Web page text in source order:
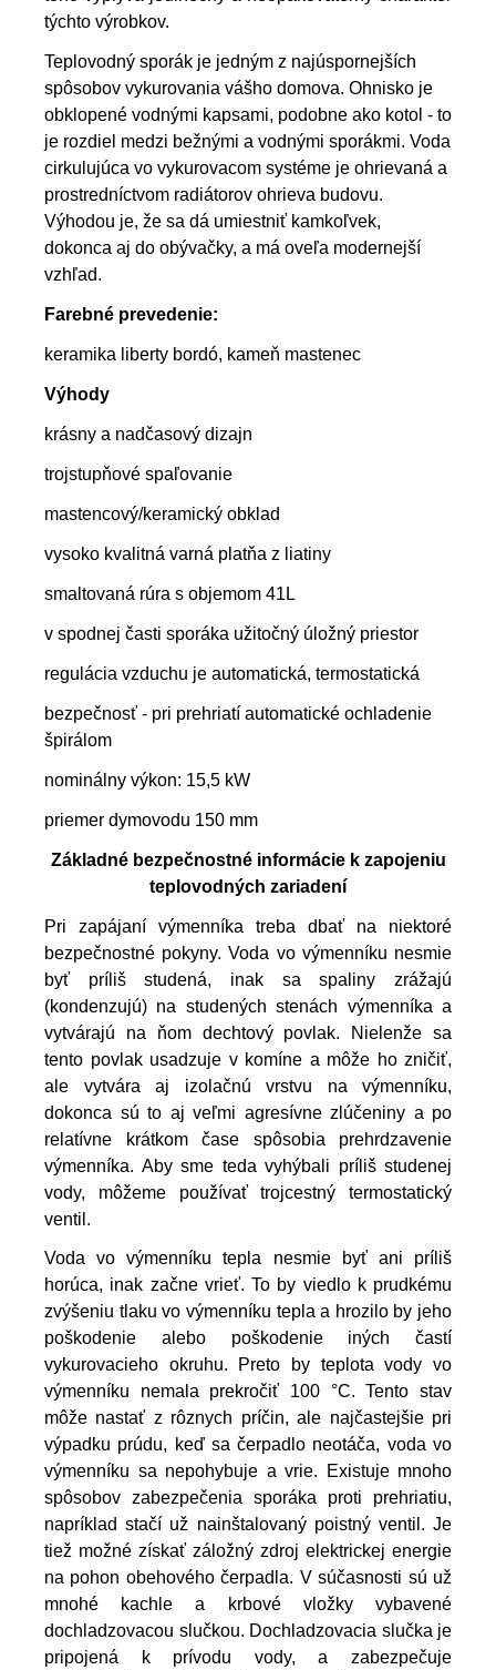
týchto výrobkov.
Teplovodný sporák je jedným z najúspornejších
spôsobov vykurovania vášho domova. Ohnisko je
obklopené vodnými kapsami, podobne ako kotol - to
je rozdiel medzi bežnými a vodnými sporákmi. Voda
cirkulujúca vo vykurovacom systéme je ohrievaná a
prostredníctvom radiátorov ohrieva budovu.
Výhodou je, že sa dá umiestniť kamkoľvek,
dokonca aj do obývačky, a má oveľa modernejší
vzhľad.
Farebné prevedenie:
keramika liberty bordó, kameň mastenec
Výhody
krásny a nadčasový dizajn
trojstupňové spaľovanie
mastencový/keramický obklad
vysoko kvalitná varná platňa z liatiny
smaltovaná rúra s objemom 41L
v spodnej časti sporáka užitočný úložný priestor
regulácia vzduchu je automatická, termostatická
bezpečnosť - pri prehriatí automatické ochladenie
špirálom
nominálny výkon: 15,5 kW
priemer dymovodu 150 mm
Základné bezpečnostné informácie k zapojeniu
teplovodných zariadení
Pri zapájaní výmenníka treba dbať na niektoré
bezpečnostné pokyny. Voda vo výmenníku nesmie
byť príliš studená, inak sa spaliny zrážajú
(kondenzujú) na studených stenách výmenníka a
vytvárajú na ňom dechtový povlak. Nielenže sa
tento povlak usadzuje v komíne a môže ho zničiť,
ale vytvára aj izolačnú vrstvu na výmenníku,
dokonca sú to aj veľmi agresívne zlúčeniny a po
relatívne krátkom čase spôsobia prehrdzavenie
výmenníka. Aby sme teda vyhýbali príliš studenej
vody, môžeme používať trojcestný termostatický
ventil.
Voda vo výmenníku tepla nesmie byť ani príliš
horúca, inak začne vrieť. To by viedlo k prudkému
zvýšeniu tlaku vo výmenníku tepla a hrozilo by jeho
poškodenie alebo poškodenie iných častí
vykurovacieho okruhu. Preto by teplota vody vo
výmenníku nemala prekročiť 100 °C. Tento stav
môže nastať z rôznych príčin, ale najčastejšie pri
výpadku prúdu, keď sa čerpadlo neotáča, voda vo
výmenníku sa nepohybuje a vrie. Existuje mnoho
spôsobov zabezpečenia sporáka proti prehriatiu,
napríklad stačí už nainštalovaný poistný ventil. Je
tiež možné získať záložný zdroj elektrickej energie
na pohon obehového čerpadla. V súčasnosti sú už
mnohé kachle a krbové vložky vybavené
dochladzovacou slučkou. Dochladzovacia slučka je
pripojená k prívodu vody, a zabezpečuje